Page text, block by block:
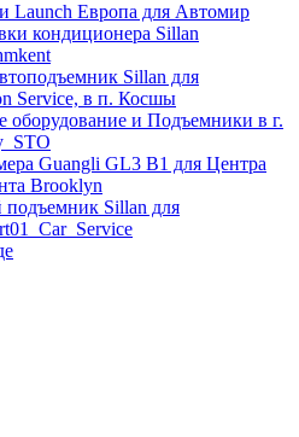
Launch Европа для Автомир
кондиционера Sillan
Sillan для
Service, в п. Косшы
и Подъемники в г.
Guangli GL3 B1 для Центра
Brooklyn
Sillan для